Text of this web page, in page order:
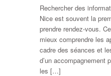
Rechercher des
Nice est souvent la
prendre rendez-vous.
mieux comprendre les
cadre des séances et
d’un accompagnement
les […]